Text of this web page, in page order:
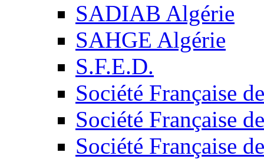
SADIAB Algérie
SAHGE Algérie
S.F.E.D.
Société Française
Société Française
Société Française